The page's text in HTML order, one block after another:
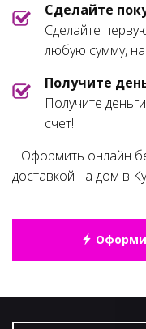
Сделайте
Сделайте
любую сумму,
Получите
Получите
счет!
Оформить онлайн
доставкой на дом в